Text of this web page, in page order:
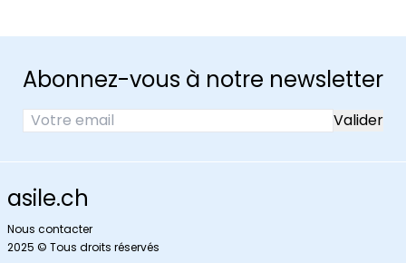
Abonnez-vous à notre newsletter
asile.ch
Nous contacter
2025 © Tous droits réservés